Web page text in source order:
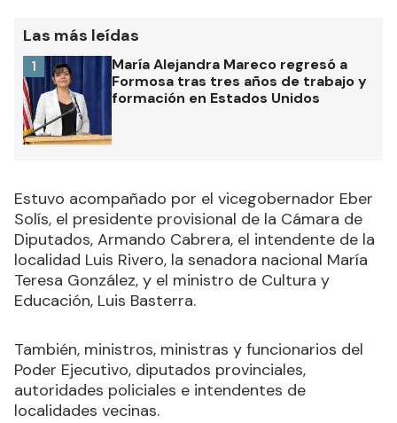
Las más leídas
María Alejandra Mareco regresó a
Formosa tras tres años de trabajo y
formación en Estados Unidos
1
Estuvo acompañado por el vicegobernador Eber
Solís, el presidente provisional de la Cámara de
Diputados, Armando Cabrera, el intendente de la
localidad Luis Rivero, la senadora nacional María
Teresa González, y el ministro de Cultura y
Educación, Luis Basterra.
También, ministros, ministras y funcionarios del
Poder Ejecutivo, diputados provinciales,
autoridades policiales e intendentes de
localidades vecinas.